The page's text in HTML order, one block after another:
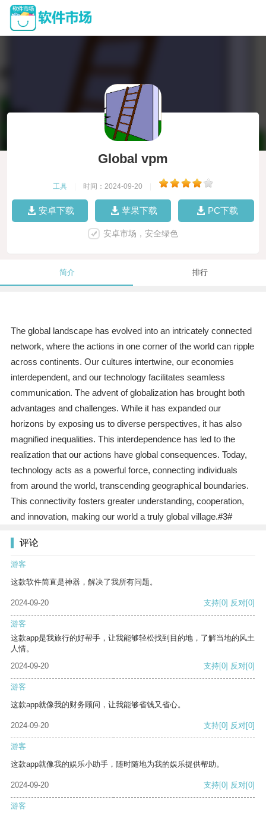
Global vpm
工具 时间：2024-09-20
安卓下载 苹果下载 PC下载
安卓市场，安全绿色
简介 排行
The global landscape has evolved into an intricately connected
network, where the actions in one corner of the world can ripple
across continents. Our cultures intertwine, our economies
interdependent, and our technology facilitates seamless
communication. The advent of globalization has brought both
advantages and challenges. While it has expanded our
horizons by exposing us to diverse perspectives, it has also
magnified inequalities. This interdependence has led to the
realization that our actions have global consequences. Today,
technology acts as a powerful force, connecting individuals
from around the world, transcending geographical boundaries.
This connectivity fosters greater understanding, cooperation,
and innovation, making our world a truly global village.#3#
评论
游客
这款软件简直是神器，解决了我所有问题。
2024-09-20 支持[0] 反对[0]
游客
这款app是我旅行的好帮手，让我能够轻松找到目的地，了解当地的风土
人情。
2024-09-20
支持[0] 反对[0]
游客
这款app就像我的财务顾问，让我能够省钱又省心。
2024-09-20 支持[0] 反对[0]
游客
这款app就像我的娱乐小助手，随时随地为我的娱乐提供帮助。
2024-09-20 支持[0] 反对[0]
游客